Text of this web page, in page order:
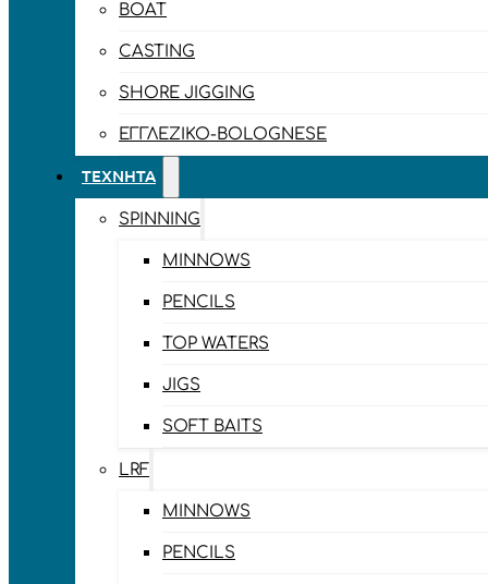
BOAT
CASTING
SHORE JIGGING
ΕΓΓΛΈΖΙΚΟ-BOLOGNESE
ΤΕΧΝΗΤΆ
SPINNING
MINNOWS
PENCILS
TOP WATERS
JIGS
SOFT BAITS
LRF
MINNOWS
PENCILS